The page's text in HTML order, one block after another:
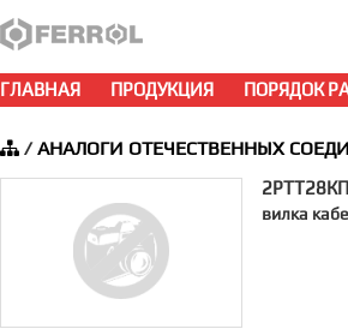
ГЛАВНАЯ ПРОДУКЦИЯ ПОРЯДОК
/АНАЛОГИ ОТЕЧЕСТВЕННЫХ
вилка